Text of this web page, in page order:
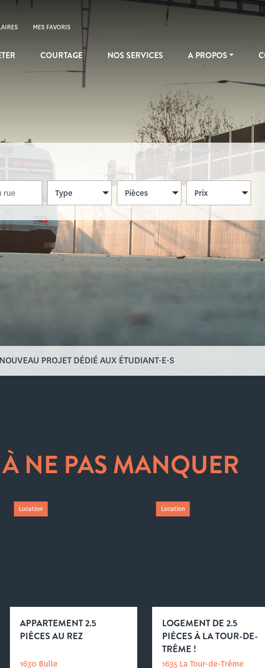
MES FAVORIS
COURTAGE NOS SERVICES A PROPOS
Type Pièces Prix
PROJET DÉDIÉ AUX ÉTUDIANT·E·S
NE PAS MANQUER
Location
APPARTEMENT 2.5
PIÈCES AU REZ
1630 Bulle
Location
LOGEMENT DE 2.5
PIÈCES À LA TOUR-DE-
TRÊME !
1635 La Tour-de-Trême